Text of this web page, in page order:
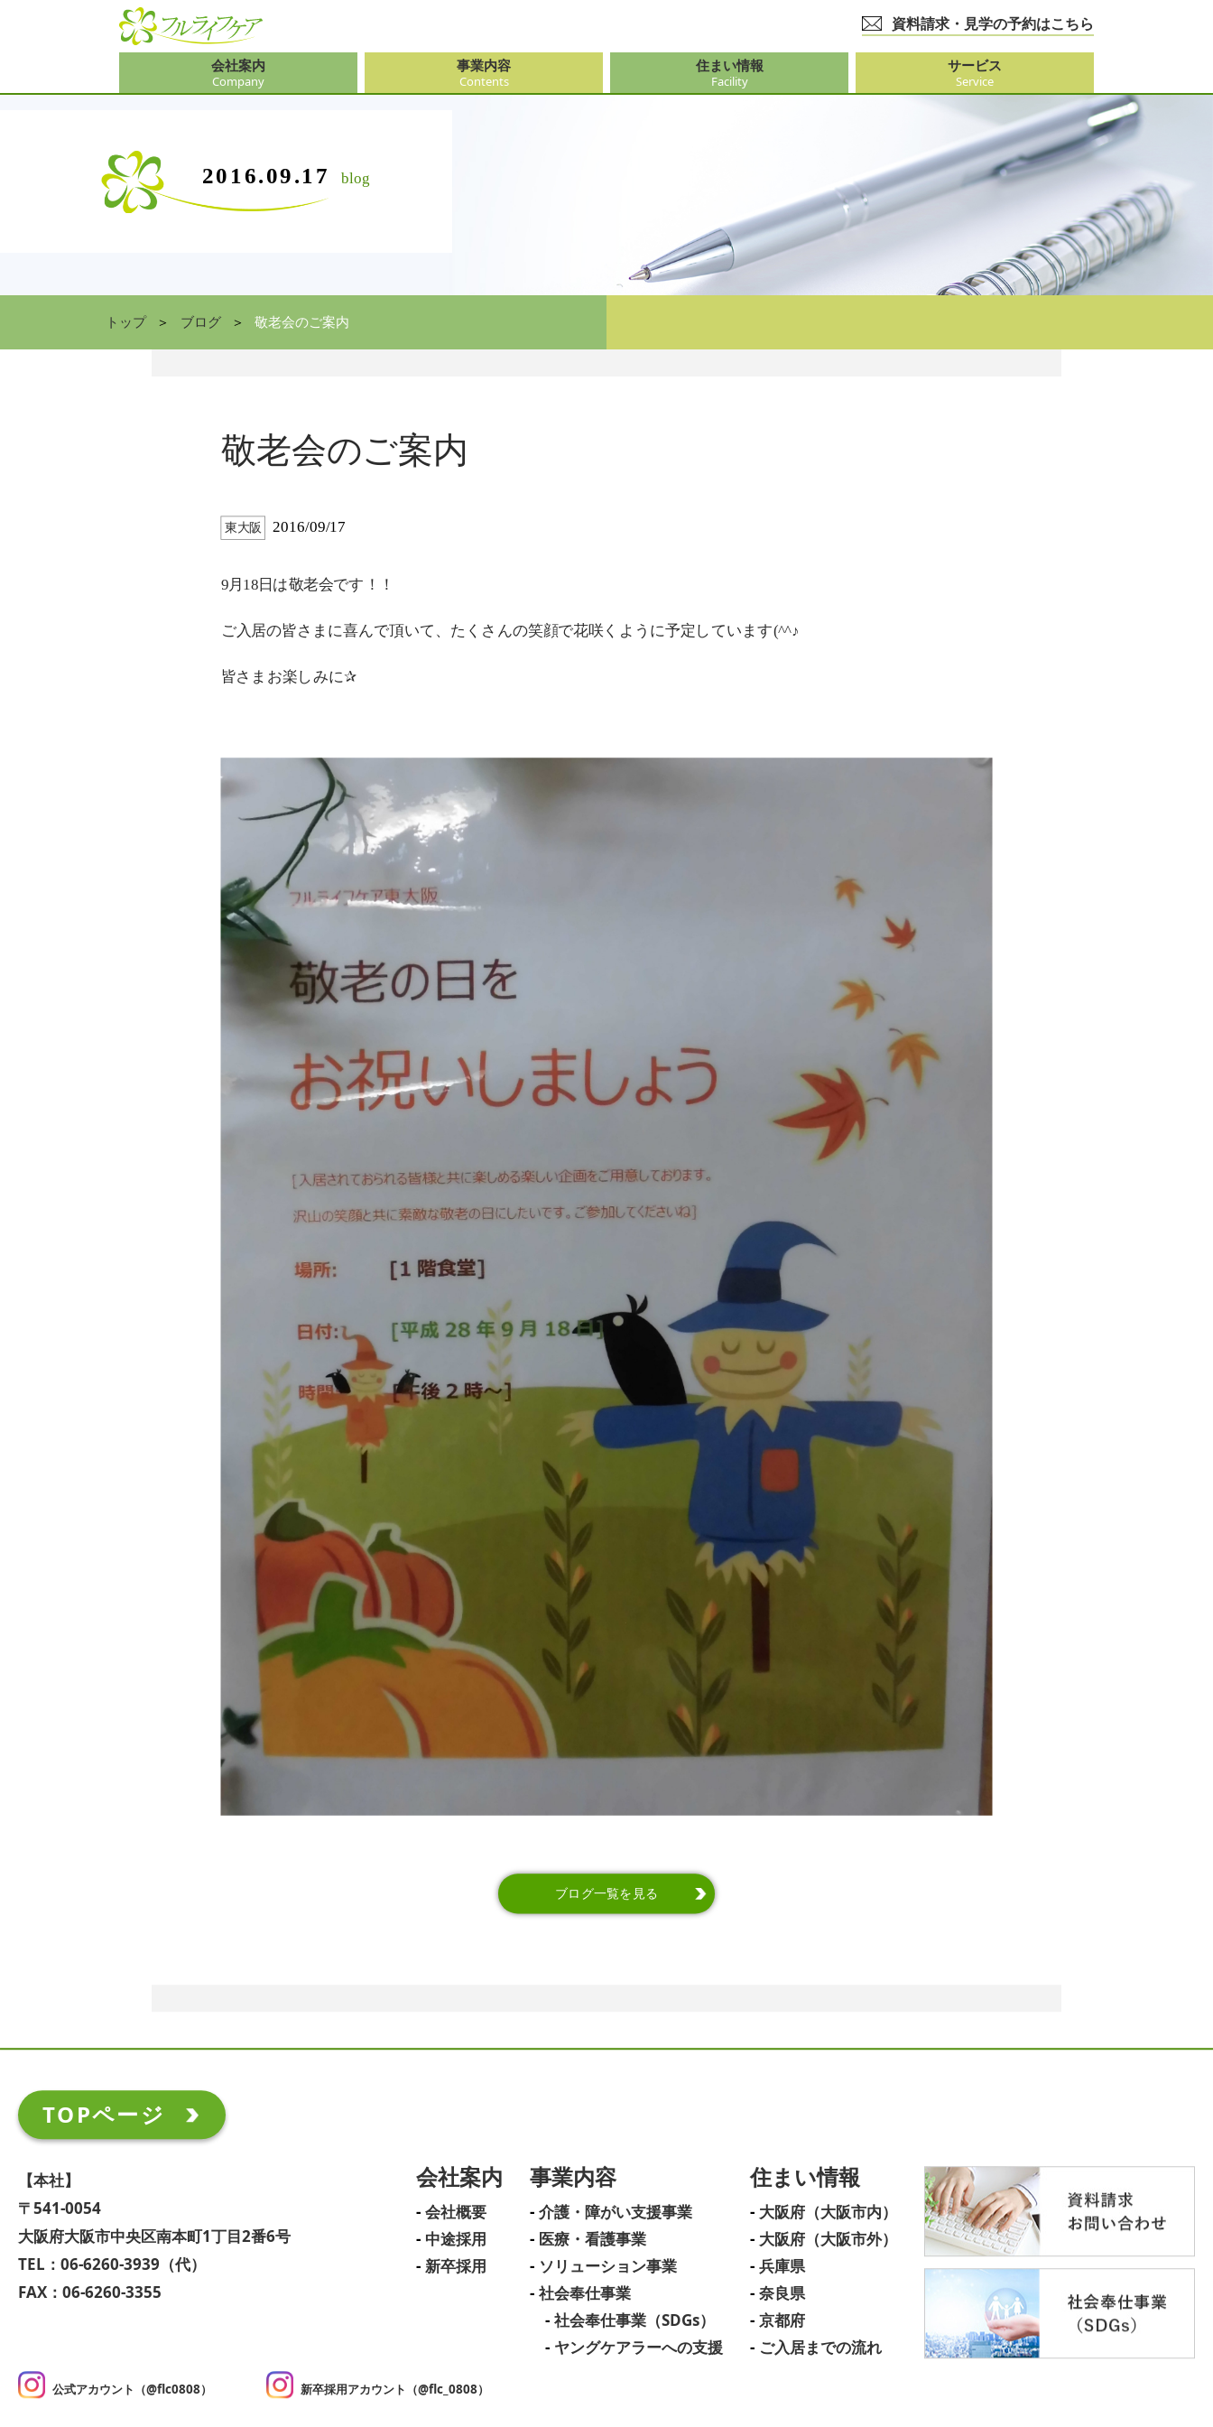
資料請求・見学の予約はこちら
会社案内
Company
会社案内
Company
事業内容
Contents
事業内容
Contents 社会奉仕事業
住まい情報
Facility
住まい情報
サービス
Service
サービス
Service レクリエーション
2016.09.17 blog
トップ ブログ 敬老会のご案内
敬老会のご案内
東大阪 2016/09/17
9月18日は敬老会です！！
ご入居の皆さまに喜んで頂いて、たくさんの笑顔で花咲くように予定しています(^^♪
皆さまお楽しみに✰
ブログ一覧を見る
TOPページ
【本社】
〒541-0054
大阪府大阪市中央区南本町1丁目2番6号
TEL：06-6260-3939（代）
FAX：06-6260-3355
会社案内
会社概要
中途採用
新卒採用
事業内容
介護・障がい支援事業
医療・看護事業
ソリューション事業
社会奉仕事業
社会奉仕事業（SDGs）
ヤングケアラーへの支援
住まい情報
大阪府（大阪市内）
大阪府（大阪市外）
兵庫県
奈良県
京都府
ご入居までの流れ
公式アカウント（@flc0808） 新卒採用アカウント（@flc_0808）